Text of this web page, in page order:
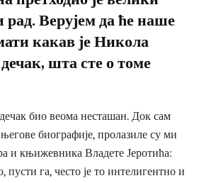
Верујем да ће наше
какав је Никола
шта сте о томе
био веома несташан. Док сам
биографије, пролазиле су ми
и књижевника Владете Јеротића:
пусти га, често је то интелигентно и